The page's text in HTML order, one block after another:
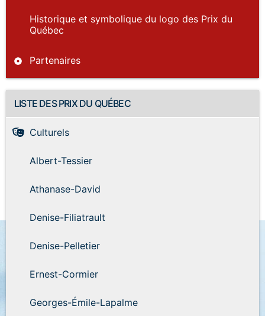
Historique et symbolique du logo des Prix du
Québec
Partenaires
LISTE DES PRIX DU QUÉBEC
Culturels
Albert-Tessier
Athanase-David
Denise-Filiatrault
Denise-Pelletier
Ernest-Cormier
Georges-Émile-Lapalme